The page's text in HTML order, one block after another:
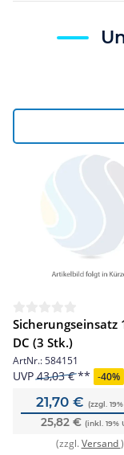
Sicherungseinsatz
DC (3 Stk.)
ArtNr.: 584151
UVP43,03 € -40%
21,70 € (zzgl.
25,82 € (inkl. 19%
(zzgl.Versand)